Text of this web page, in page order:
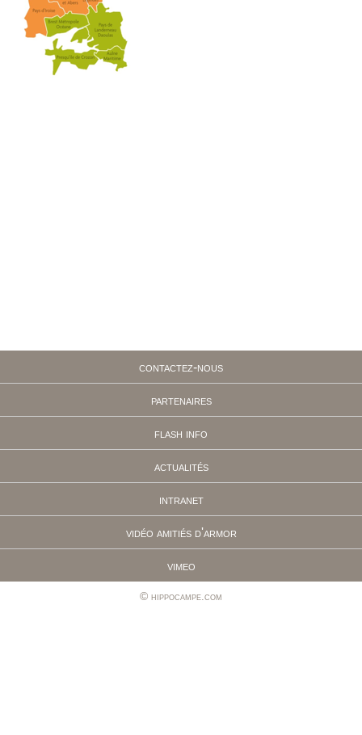
contactez-nous
partenaires
flash info
actualités
intranet
vidéo amitiés d'armor
vimeo
hippocampe.com